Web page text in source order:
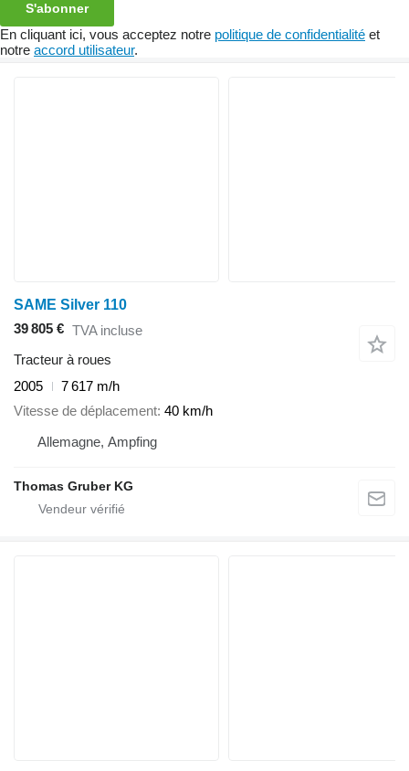
S'abonner
En cliquant ici, vous acceptez notre politique de confidentialité et
notre accord utilisateur.
SAME Silver 110
39 805 € TVA incluse
Tracteur à roues
2005
7 617 m/h
Vitesse de déplacement 40 km/h
Allemagne, Ampfing
Thomas Gruber KG